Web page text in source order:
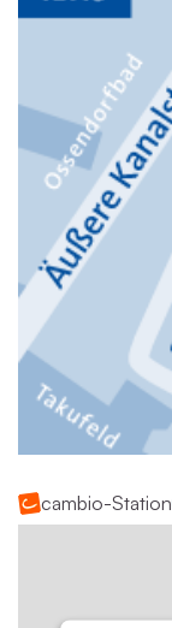
cambio-Station